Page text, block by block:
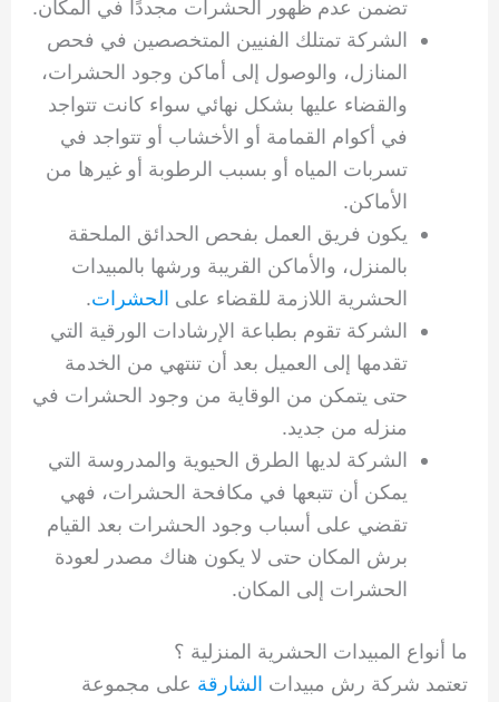
تضمن عدم ظهور الحشرات مجددًا في المكان.
الشركة تمتلك الفنيين المتخصصين في فحص
المنازل، والوصول إلى أماكن وجود الحشرات،
والقضاء عليها بشكل نهائي سواء كانت تتواجد
في أكوام القمامة أو الأخشاب أو تتواجد في
تسربات المياه أو بسبب الرطوبة أو غيرها من
الأماكن.
يكون فريق العمل بفحص الحدائق الملحقة
بالمنزل، والأماكن القريبة ورشها بالمبيدات
الحشرية اللازمة للقضاء على الحشرات.
الشركة تقوم بطباعة الإرشادات الورقية التي
تقدمها إلى العميل بعد أن تنتهي من الخدمة
حتى يتمكن من الوقاية من وجود الحشرات في
منزله من جديد.
الشركة لديها الطرق الحيوية والمدروسة التي
يمكن أن تتبعها في مكافحة الحشرات، فهي
تقضي على أسباب وجود الحشرات بعد القيام
برش المكان حتى لا يكون هناك مصدر لعودة
الحشرات إلى المكان.
ما أنواع المبيدات الحشرية المنزلية ؟
تعتمد شركة رش مبيدات الشارقة على مجموعة